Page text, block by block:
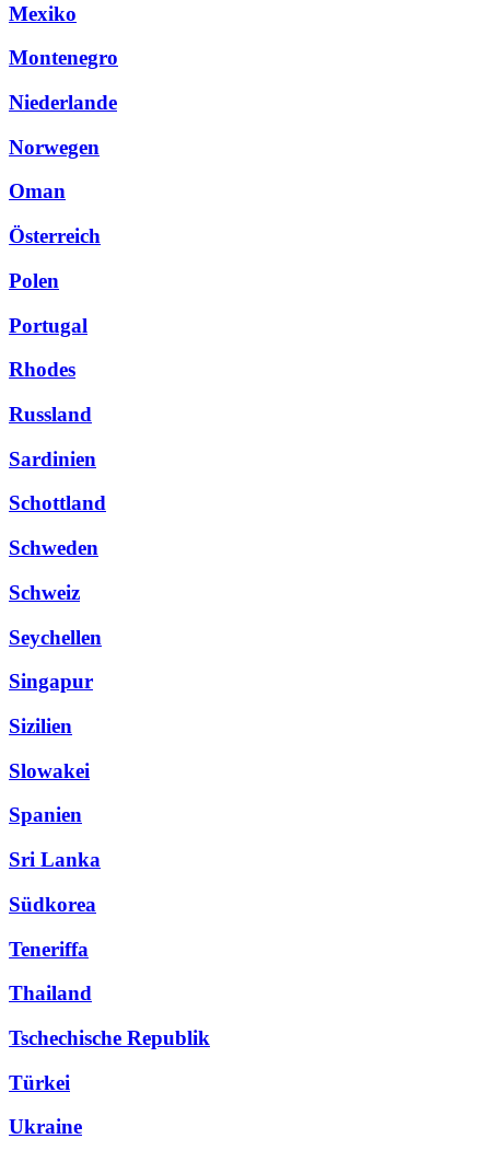
Mexiko
Montenegro
Niederlande
Norwegen
Oman
Österreich
Polen
Portugal
Rhodes
Russland
Sardinien
Schottland
Schweden
Schweiz
Seychellen
Singapur
Sizilien
Slowakei
Spanien
Sri Lanka
Südkorea
Teneriffa
Thailand
Tschechische Republik
Türkei
Ukraine